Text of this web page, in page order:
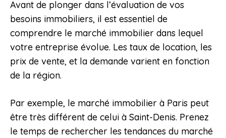
Avant de plonger dans l’évaluation de vos
besoins immobiliers, il est essentiel de
comprendre le marché immobilier dans lequel
votre entreprise évolue. Les taux de location, les
prix de vente, et la demande varient en fonction
de la région.
Par exemple, le marché immobilier à Paris peut
être très différent de celui à Saint-Denis. Prenez
le temps de rechercher les tendances du marché